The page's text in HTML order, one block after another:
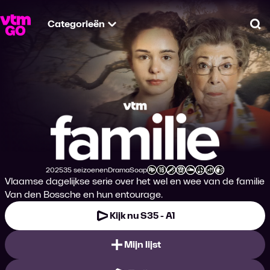
Categorieën
Familie
Productiejaar
202535 seizoenen
Genre
Drama
Genre
Soap
Leeftijdsclassificatie
Vlaamse dagelijkse serie over het wel en wee van de familie
Van den Bossche en hun entourage.
Kijk nu S35 - A1
Mijn lijst